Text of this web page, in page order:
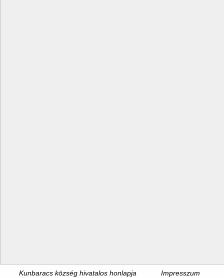
Kunbaracs község hivatalos honlapja Impresszum